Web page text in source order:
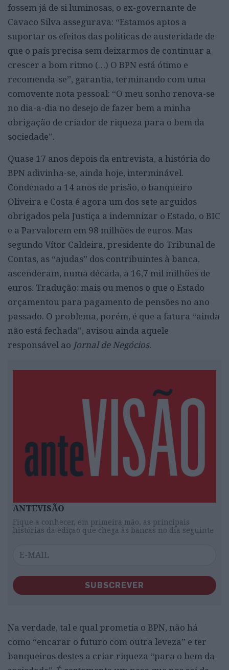
fossem já de si luminosas, o ex-governante de
Cavaco Silva assegurava: “Estamos aptos a
suportar os efeitos das políticas de austeridade de
que o país precisa sem deixarmos de continuar a
crescer a bom ritmo (…) O BPN está ótimo e
recomenda-se”, garantia, terminando com uma
comovente nota pessoal: “O meu sonho renova-se
no dia-a-dia no desejo de fazer bem a minha
obrigação de criador de riqueza para o bem da
sociedade”.
Quase 17 anos depois da entrevista, a história do
BPN adivinha-se, ainda hoje, interminável.
Condenado a 14 anos de prisão, o banqueiro
Oliveira e Costa é agora um dos sete arguidos
obrigados pela Justiça a indemnizar o Estado, o BIC
e a Parvalorem em 98 milhões de euros. Mas
segundo Vítor Caldeira, presidente do Tribunal de
Contas, as “ajudas” dos contribuintes à banca,
ascenderam, numa década, a 16,7 mil milhões de
euros. Tradução: mais ou menos o que o Estado
orçamentou para pagamento de pensões no ano
passado. O problema, porém, é que a fatura “ainda
não está fechada”, avisou ainda aquele
responsável ao Jornal de Negócios.
ANTEVISÃO
Fique a conhecer, em primeira mão, as principais
histórias da edição que chega às bancas no dia seguinte
SUBSCREVER
Na verdade, tal e qual prometia o BPN, não há
como “encarar o futuro com outra leveza” e ter
banqueiros destes a criar riqueza “para o bem da